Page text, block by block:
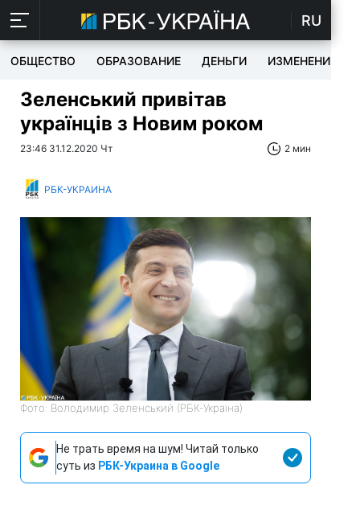
RU
ОБЩЕСТВО ОБРАЗОВАНИЕ ДЕНЬГИ ИЗМЕНЕНИЯ
Зеленський привітав
українців з Новим роком
23:46 31.12.2020 Чт 2 мин
РБК-УКРАИНА
Фото: Володимир Зеленський (РБК-Україна)
Не трать время на шум! Читай только
суть из РБК-Украина в Google